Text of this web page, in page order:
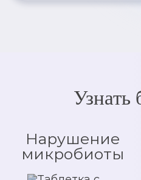
Узнать
Нарушение
микробиоты